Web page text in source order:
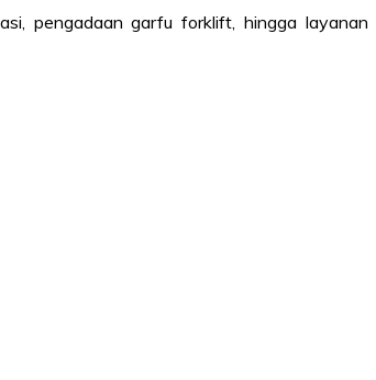
pengadaan garfu forklift, hingga